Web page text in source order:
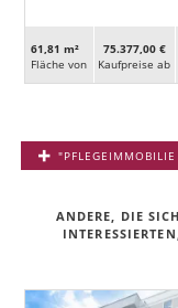
61,81 m²
Fläche von
75.377,00 €
Kaufpreise ab
ANDERE, DIE